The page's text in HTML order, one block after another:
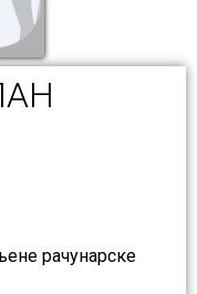
рачунарске